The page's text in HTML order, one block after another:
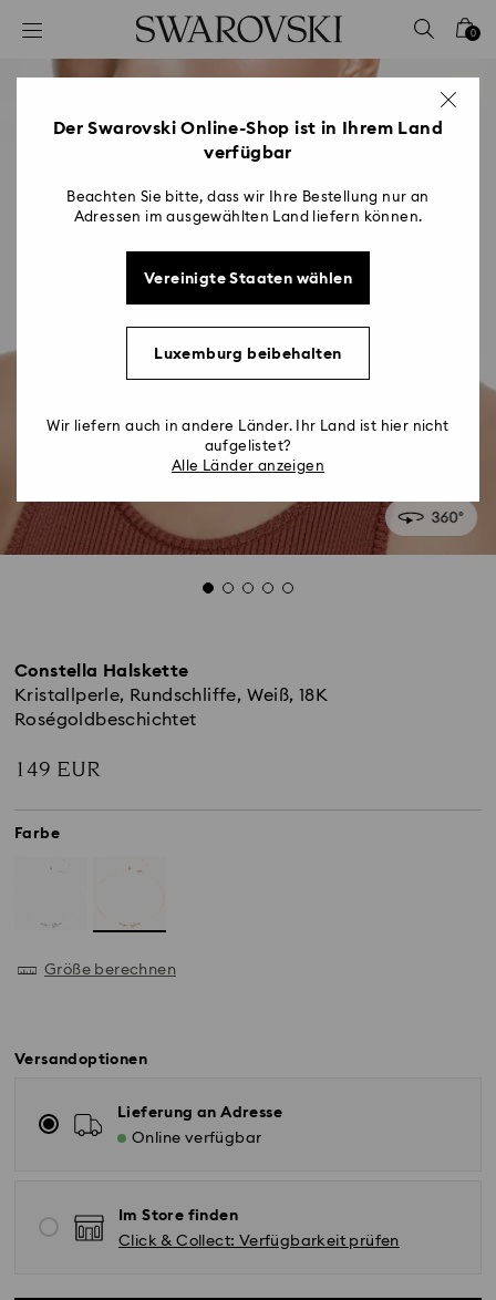
Liste Tastaturkürzel
0 - Header
2 - Footer
0
Constella Halskette
Kristallperle, Rundschliffe, Weiß, 18K
Roségoldbeschichtet
149 EUR
Farbe
Größe berechnen
Versandoptionen
Lieferung an Adresse
Online verfügbar
Im Store finden
Click & Collect: Verfügbarkeit prüfen
Der Swarovski Online-Shop ist in Ihrem Land
verfügbar
Beachten Sie bitte, dass wir Ihre Bestellung nur an
Adressen im ausgewählten Land liefern können.
Vereinigte Staaten wählen
Luxemburg beibehalten
Wir liefern auch in andere Länder. Ihr Land ist hier nicht
aufgelistet?
Alle Länder anzeigen